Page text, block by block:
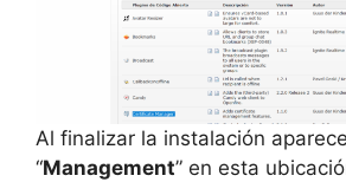
Al finalizar la instalación
“Management” en esta